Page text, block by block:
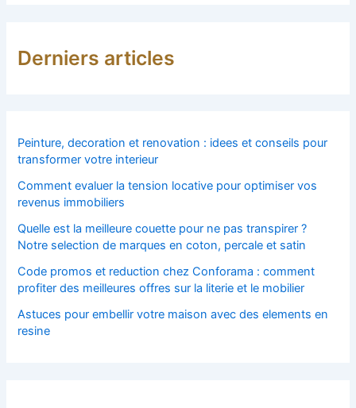
Derniers articles
Peinture, decoration et renovation : idees et conseils pour
transformer votre interieur
Comment evaluer la tension locative pour optimiser vos
revenus immobiliers
Quelle est la meilleure couette pour ne pas transpirer ?
Notre selection de marques en coton, percale et satin
Code promos et reduction chez Conforama : comment
profiter des meilleures offres sur la literie et le mobilier
Astuces pour embellir votre maison avec des elements en
resine